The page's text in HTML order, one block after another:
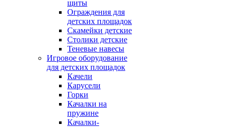
щиты
Ограждения для
детских площадок
Скамейки детские
Столики детские
Теневые навесы
Игровое оборудование
для детских площадок
Качели
Карусели
Горки
Качалки на
пружине
Качалки-